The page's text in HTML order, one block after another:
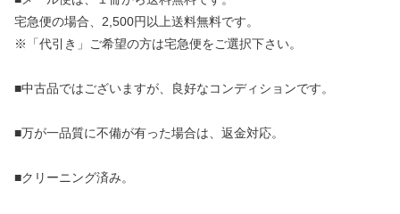
宅急便の場合、2,500円以上送料無料です。
※「代引き」ご希望の方は宅急便をご選択下さい。
■中古品ではございますが、良好なコンディションです。
■万が一品質に不備が有った場合は、返金対応。
■クリーニング済み。